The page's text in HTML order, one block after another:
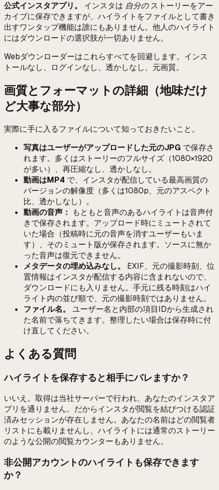
公式インスタアプリ。
インスタは 自分のストーリーをアー
カイブに保存できますが、ハイライトをファイルとして書き
出すワンタップ機能は誰にもありません。他人のハイライト
にはダウンロードの選択肢が一切ありません。
Webダウンローダーはこれらすべてを回避します。インス
トールなし、ログインなし、透かしなし、元画質。
画質とフォーマットの詳細（地味だけ
ど大事な部分）
実際に手に入るファイルについて知っておきたいこと。
写真はユーザーがアップロードした元のJPG で保存さ
れます。多くはストーリーのフルサイズ（1080×1920
が多い）、再圧縮なし、透かしなし。
動画はMP4 で、インスタが配信している最高画質の
バージョンの解像度（多くは1080p、元のアスペクト
比、透かしなし）。
動画の音声：
もともと音声のあるハイライトは音声付
きで保存されます。アップロード時にミュートされて
いた場合（投稿時に元の音声を消すユーザーもいま
す）、そのミュート版が保存されます。ソースに無か
った音声は復元できません。
メタデータの埋め込みなし。
EXIF、元の撮影時刻、位
置情報はインスタが配信する内容に含まれないので、
ダウンロードにも入りません。手元に残る時刻はハイ
ライト内の並び順で、元の撮影時刻ではありません。
ファイル名。
ユーザー名と内部の項目IDから生成され
た名前で落ちてきます。整理したい場合は保存時に付
け直してください。
よくある質問
ハイライトを保存すると相手にバレますか？
いいえ。取得は当社サーバーで行われ、あなたのインスタア
プリを通りません。だからインスタが閲覧を結びつける認証
済みセッションが存在しません。あなたの名前はどの閲覧者
リストにも載りませんし、ハイライトには通常のストーリー
のような公開の閲覧カウンターもありません。
非公開アカウントのハイライトも保存できます
か？